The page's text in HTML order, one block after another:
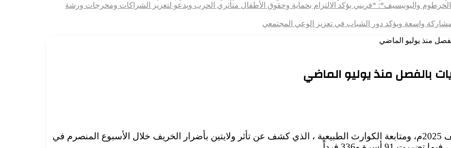
واليونيسيف*: *​فريني يؤكد الالتزام بحماية وحقوق الأطفال متأثري الحرب ويدعو لتعزيز الشراكات ومخرجات ورشة
مشاركة واسعة ويؤكد دور الشباب في تعزيز الوعي المجتمعي
التام اليوم الأربعاء اجتماع اللجنة الفنية لطوارئ الخريف 2025م، ومتابعة الكوارث الطبيعية ، الذي كشف عن تأثر ولايتين بأضرار الخريف خلال الأسبوع المنصرم في